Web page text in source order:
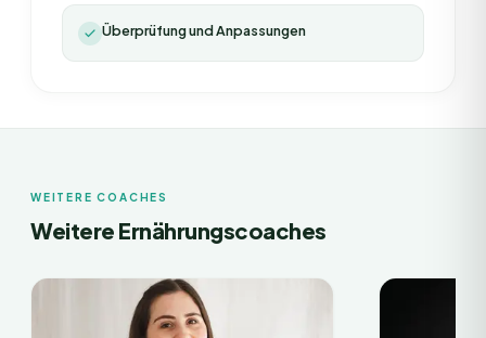
Überprüfung und Anpassungen
WEITERE COACHES
Weitere Ernährungscoaches